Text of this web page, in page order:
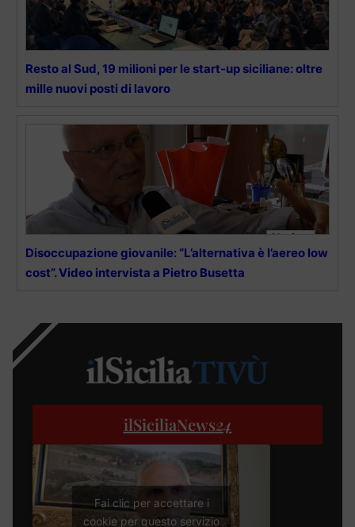
Resto al Sud, 19 milioni per le start-up siciliane: oltre
mille nuovi posti di lavoro
Disoccupazione giovanile: “L’alternativa è l’aereo low
cost”. Video intervista a Pietro Busetta
ilSiciliaNews24
Fai clic per accettare i
cookie per questo servizio